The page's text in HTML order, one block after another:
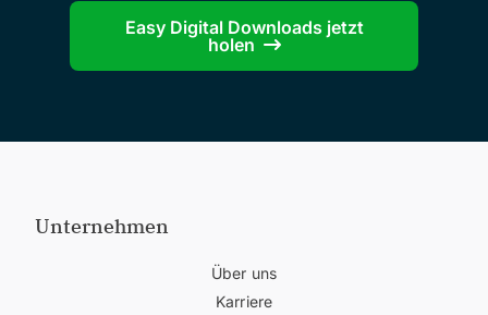
Easy Digital Downloads jetzt
holen
Unternehmen
Über uns
Karriere